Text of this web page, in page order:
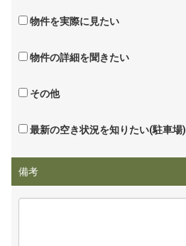
物件を実際に見たい
物件の詳細を聞きたい
その他
最新の空き状況を知りたい(駐車場)
備考